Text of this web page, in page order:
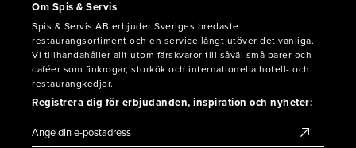
Om Spis & Servis
Spis & Servis AB erbjuder Sveriges bredaste
restaurangsortiment och en service långt utöver det vanliga.
Vi tillhandahåller allt utom färskvaror till såväl små barer och
caféer som finkrogar, storkök och internationella hotell- och
restaurangkedjor.
Registrera dig för erbjudanden, inspiration och nyheter: